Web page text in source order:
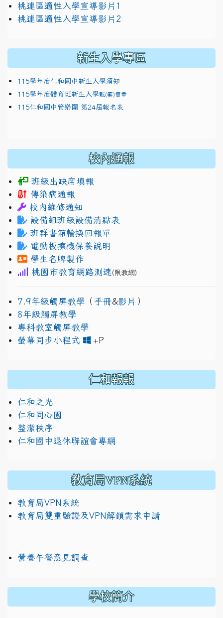
link to https://docs.google.com/presentation/d/
桃連區適性入學宣導影片1
link to https://docs.google.com/presentation/d/
桃連區適性入學宣導影片2
新生入學專區
115學年度仁和國中新生入學須知
115學年度體育班新生入學甄(審)簡章
115仁和國中管樂團 第24屆報名表
校內通報
班級出缺席填報
傳染病通報
校內維修通知
設備組班級設備清點表
班群書箱輪換回報單
電動板擦機保養說明
學生名牌製作
桃園市教育網路測速 (限教網)
7.9年級觸屏教學 （ 手冊&影片 ）
8年級觸屏教學
專科教室觸屏教學
螢幕同步小程式
+P
仁和報報
仁和之光
仁和同心園
整潔秩序
仁和國中退休聯誼會專網
教育局VPN系統
教育局VPN系統
教育局雙重驗證及VPN解鎖需求申請
營養午餐意見調查
學校簡介